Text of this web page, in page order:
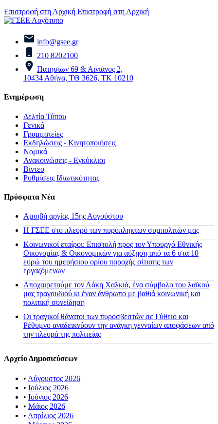
Επιστροφή στη Αρχική Επιστροφή στη Αρχική
info@gsee.gr
210 8202100
Πατησίων 69 & Αινιάνος 2,
10434 Αθήνα, ΤΘ 3626, ΤΚ 10210
Ενημέρωση
Δελτία Τύπου
Γενικά
Γραμματείες
Εκδηλώσεις - Κινητοποιήσεις
Νομικά
Ανακοινώσεις - Εγκύκλιοι
Βίντεο
Ρυθμίσεις Ιδιωτικότητας
Πρόσφατα Νέα
Αμοιβή αργίας 15ης Αυγούστου
H ΓΣΕΕ στο πλευρό των πυρόπληκτων συμπολιτών μας
Κοινωνικοί εταίροι: Επιστολή προς τον Υπουργό Εθνικής
Οικονομίας & Οικονομικών για αύξηση από τα 6 στα 10
ευρώ του ημερήσιου ορίου παροχής σίτισης των
εργαζόμενων
Αποχαιρετούμε τον Λάκη Χαλκιά, ένα σύμβολο του λαϊκού
μας τραγουδιού κι έναν άνθρωπο με βαθιά κοινωνική και
πολιτική συνείδηση
Οι τραγικοί θάνατοι των πυροσβεστών σε Γύθειο και
Ρέθυμνο αναδεικνύουν την ανάγκη γενναίων αποφάσεων από
την πλευρά της πολιτείας
Αρχείο Δημοσιεύσεων
• Αύγουστος 2026
• Ιούλιος 2026
• Ιούνιος 2026
• Μάιος 2026
• Απρίλιος 2026